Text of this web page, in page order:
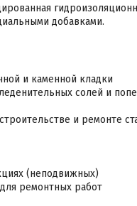
добавками.
и каменной кладки
солей и
и ремонте
(неподвижных)
ремонтных работ